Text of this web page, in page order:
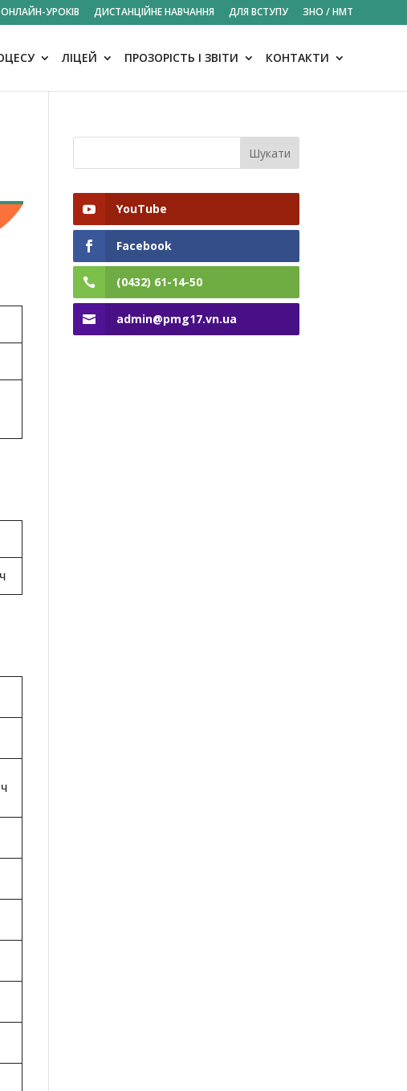
УРОКІВ ДИСТАНЦІЙНЕ НАВЧАННЯ ДЛЯ ВСТУПУ ЗНО / НМТ
ЛІЦЕЙ ПРОЗОРІСТЬ І ЗВІТИ КОНТАКТИ
YouTube
Facebook
(0432) 61-14-50
admin@pmg17.vn.ua